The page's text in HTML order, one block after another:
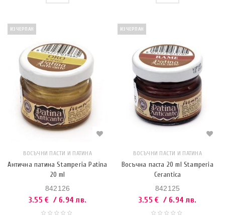
ИЗЧЕРПАН
ВОСЪЧНИ ПАСТИ И ПАТИНА
Антична патина Stamperia Patina
20 ml
842126
3.55€ / 6.94 лв.
ИЗЧЕРПАН
ВОСЪЧНИ ПАСТИ И ПАТИНА
Восъчна паста 20 ml Stamperia
Cerantica
842125
3.55€ / 6.94 лв.